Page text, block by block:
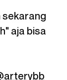
sekarang
aja bisa